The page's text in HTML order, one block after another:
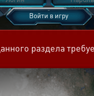
Войти в игру
раздела